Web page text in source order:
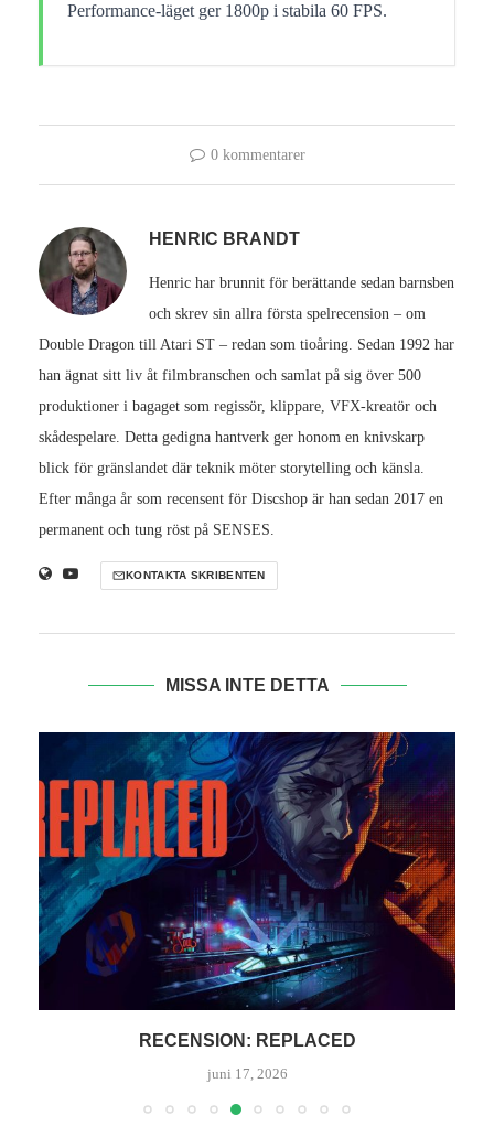
Performance-läget ger 1800p i stabila 60 FPS.
0 kommentarer
HENRIC BRANDT
Henric har brunnit för berättande sedan barnsben
och skrev sin allra första spelrecension – om
Double Dragon till Atari ST – redan som tioåring. Sedan 1992 har
han ägnat sitt liv åt filmbranschen och samlat på sig över 500
produktioner i bagaget som regissör, klippare, VFX-kreatör och
skådespelare. Detta gedigna hantverk ger honom en knivskarp
blick för gränslandet där teknik möter storytelling och känsla.
Efter många år som recensent för Discshop är han sedan 2017 en
permanent och tung röst på SENSES.
KONTAKTA SKRIBENTEN
MISSA INTE DETTA
RECENSION: REPLACED
juni 17, 2026